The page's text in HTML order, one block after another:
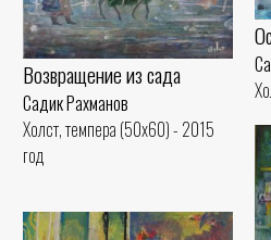
Возвращение из сада
Садик Рахманов
Холст, темпера (50x60) - 2015
год